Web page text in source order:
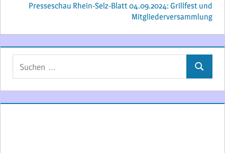
Presseschau Rhein-Selz-Blatt 04.09.2024: Grillfest und
Mitgliederversammlung
Suchen